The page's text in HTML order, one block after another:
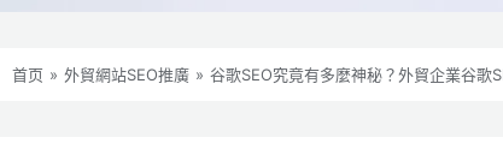
首页 » 外貿網站SEO推廣 » 谷歌SEO究竟有多麼神秘？外貿企業谷歌